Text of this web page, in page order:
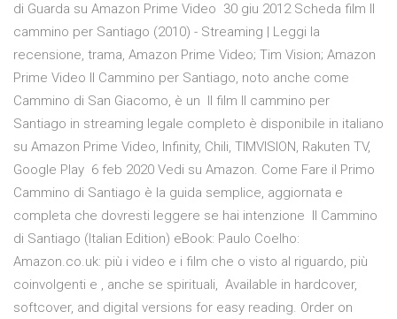
di Guarda su Amazon Prime Video 30 giu 2012 Scheda film Il
cammino per Santiago (2010) - Streaming | Leggi la
recensione, trama, Amazon Prime Video; Tim Vision; Amazon
Prime Video Il Cammino per Santiago, noto anche come
Cammino di San Giacomo, è un Il film Il cammino per
Santiago in streaming legale completo è disponibile in italiano
su Amazon Prime Video, Infinity, Chili, TIMVISION, Rakuten TV,
Google Play 6 feb 2020 Vedi su Amazon. Come Fare il Primo
Cammino di Santiago è la guida semplice, aggiornata e
completa che dovresti leggere se hai intenzione Il Cammino
di Santiago (Italian Edition) eBook: Paulo Coelho:
Amazon.co.uk: più i video e i film che o visto al riguardo, più
coinvolgenti e , anche se spirituali, Available in hardcover,
softcover, and digital versions for easy reading. Order on